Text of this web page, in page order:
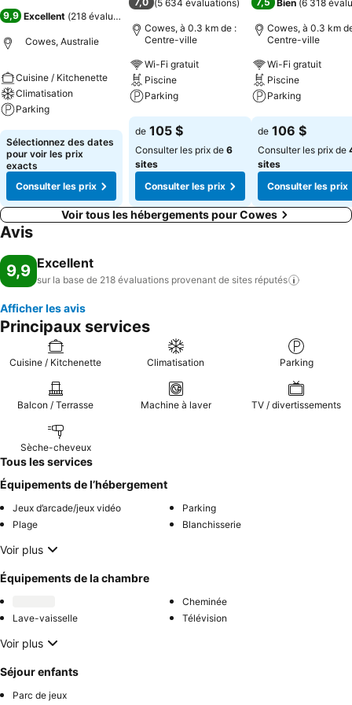
9,9 Excellent (218 évaluations
Cowes, Australie
Cuisine / Kitchenette
Climatisation
Parking
Consulter les prix
Sélectionnez des dates
pour voir les prix
exacts
Consulter les prix
(5 634 évaluations)
Cowes, à 0.3 km de :
Centre-ville
Wi-Fi gratuit
Piscine
Parking
Consulter les prix
de 105 $
Consulter les prix de 6
sites
Consulter les prix
Bien (6 318
Cowes, à 0.3 km
Centre-ville
Wi-Fi gratuit
Piscine
Parking
Consulter les
de 106 $
Consulter les prix de
sites
Consulter les prix
Voir tous les hébergements pour Cowes
Avis
9,9 Excellent
sur la base de 218 évaluations provenant de sites réputés
Afficher les avis
Principaux services
Cuisine / Kitchenette Climatisation Parking
Balcon / Terrasse Machine à laver TV / divertissements
Sèche-cheveux
Tous les services
Équipements de l’hébergement
Jeux d’arcade/jeux vidéo
Parking
Plage
Blanchisserie
Voir plus
Équipements de la chambre
Cheminée
Lave-vaisselle
Télévision
Voir plus
Séjour enfants
Parc de jeux